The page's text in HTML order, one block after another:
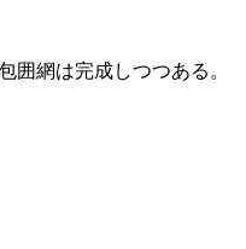
囲網は完成しつつある。